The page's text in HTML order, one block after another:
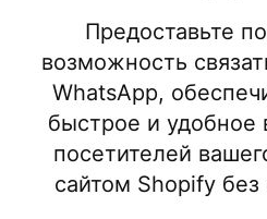
Предоставьте
возможность
WhatsApp,
быстрое и удобное
посетителей
сайтом Shopify